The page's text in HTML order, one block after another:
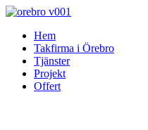
Skip
contentHem
Takfirma i Örebro
Tjänster
Projekt
Offert